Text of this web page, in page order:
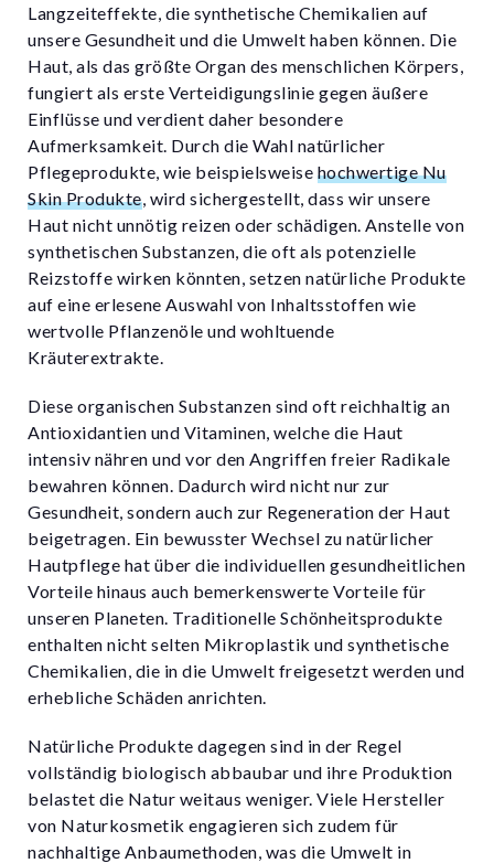
Langzeiteffekte, die synthetische Chemikalien auf
unsere Gesundheit und die Umwelt haben können. Die
Haut, als das größte Organ des menschlichen Körpers,
fungiert als erste Verteidigungslinie gegen äußere
Einflüsse und verdient daher besondere
Aufmerksamkeit. Durch die Wahl natürlicher
Pflegeprodukte, wie beispielsweise hochwertige Nu
Skin Produkte, wird sichergestellt, dass wir unsere
Haut nicht unnötig reizen oder schädigen. Anstelle von
synthetischen Substanzen, die oft als potenzielle
Reizstoffe wirken könnten, setzen natürliche Produkte
auf eine erlesene Auswahl von Inhaltsstoffen wie
wertvolle Pflanzenöle und wohltuende
Kräuterextrakte.
Diese organischen Substanzen sind oft reichhaltig an
Antioxidantien und Vitaminen, welche die Haut
intensiv nähren und vor den Angriffen freier Radikale
bewahren können. Dadurch wird nicht nur zur
Gesundheit, sondern auch zur Regeneration der Haut
beigetragen. Ein bewusster Wechsel zu natürlicher
Hautpflege hat über die individuellen gesundheitlichen
Vorteile hinaus auch bemerkenswerte Vorteile für
unseren Planeten. Traditionelle Schönheitsprodukte
enthalten nicht selten Mikroplastik und synthetische
Chemikalien, die in die Umwelt freigesetzt werden und
erhebliche Schäden anrichten.
Natürliche Produkte dagegen sind in der Regel
vollständig biologisch abbaubar und ihre Produktion
belastet die Natur weitaus weniger. Viele Hersteller
von Naturkosmetik engagieren sich zudem für
nachhaltige Anbaumethoden, was die Umwelt in